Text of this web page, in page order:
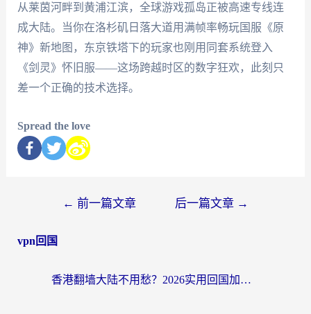
从莱茵河畔到黄浦江滨，全球游戏孤岛正被高速专线连
成大陆。当你在洛杉矶日落大道用满帧率畅玩国服《原
神》新地图，东京铁塔下的玩家也刚用同套系统登入
《剑灵》怀旧服——这场跨越时区的数字狂欢，此刻只
差一个正确的技术选择。
Spread the love
← 前一篇文章 后一篇文章 →
vpn回国
香港翻墙大陆不用愁？2026实用回国加速器指南：从选到用一步到位